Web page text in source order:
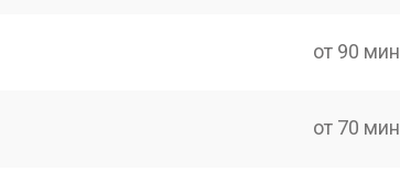
от 90 мин
от 70 мин